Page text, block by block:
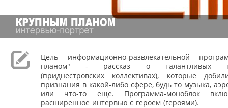
Цель информационно-развлекательной
планом" - рассказ о талантливых
(приднестровских коллективах), которые
признания в какой-либо сфере, будь то музыка,
или что-то еще. Программа-моноблок
расширенное интервью с героем (героями).